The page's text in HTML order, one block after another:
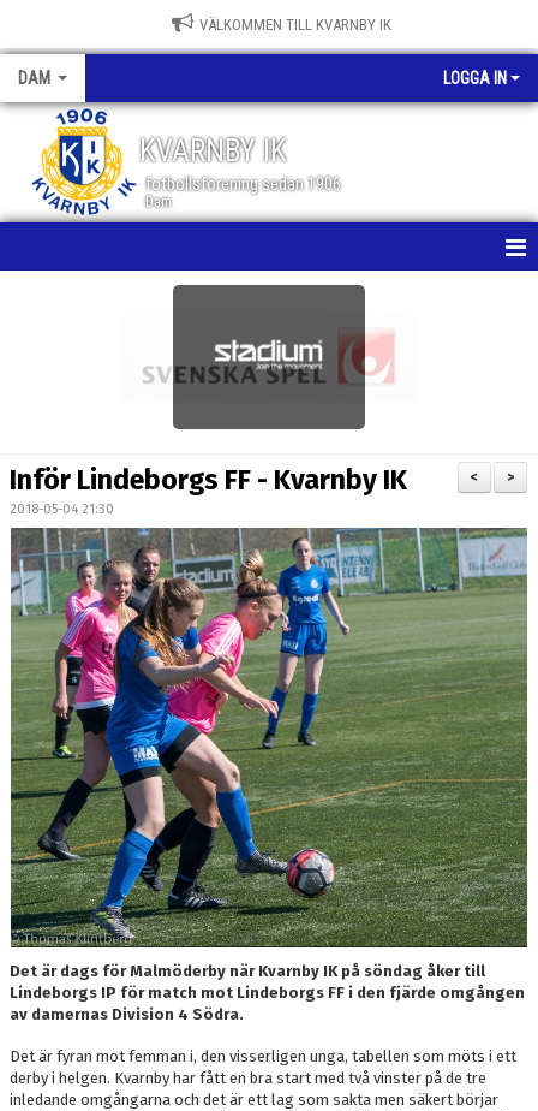
VÄLKOMMEN TILL KVARNBY IK
DAM LOGGA IN
KVARNBY IK
fotbollsförening sedan 1906
Dam
TRUPPEN
TRÄNING
BILDGALLERI
KONTAKT
>
<
Inför Lindeborgs FF - Kvarnby IK
2018-05-04 21:30
Det är dags för Malmöderby när Kvarnby IK på söndag åker till
Lindeborgs IP för match mot Lindeborgs FF i den fjärde omgången
av damernas Division 4 Södra.
Det är fyran mot femman i, den visserligen unga, tabellen som möts i ett
derby i helgen. Kvarnby har fått en bra start med två vinster på de tre
inledande omgångarna och det är ett lag som sakta men säkert börjar